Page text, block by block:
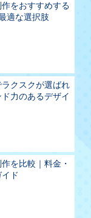
をおすすめする
適な選択肢
クスクが選ばれ
力のあるデザイ
を比較｜料金・
ド